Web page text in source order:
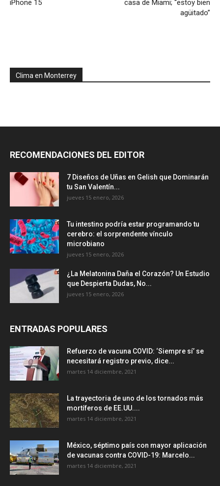
iPhone 15
casa de Miami; “estoy bien
agüitado”
Clima en Monterrey
RECOMENDACIONES DEL EDITOR
7 Diseños de Uñas en Gelish que Dominarán
tu San Valentín...
jueves 15 enero, 2026
Tu intestino podría estar programando tu
cerebro: el sorprendente vínculo
microbiano
jueves 15 enero, 2026
¿La Melatonina Daña el Corazón? Un Estudio
que Despierta Dudas, No...
jueves 15 enero, 2026
ENTRADAS POPULARES
Refuerzo de vacuna COVID: ‘Siempre sí’ se
necesitará registro previo, dice...
martes 14 diciembre, 2021
La trayectoria de uno de los tornados más
mortíferos de EE.UU....
martes 14 diciembre, 2021
México, séptimo país con mayor aplicación
de vacunas contra COVID-19: Marcelo...
martes 14 diciembre, 2021